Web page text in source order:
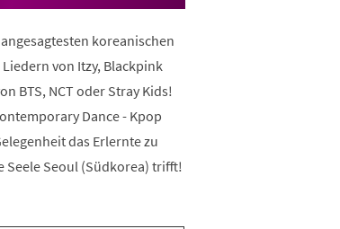
koreanischen
von Itzy, Blackpink
BTS, NCT oder Stray Kids!
Dance - Kpop
das Erlernte zu
Seele Seoul (Südkorea) trifft!